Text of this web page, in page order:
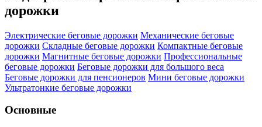
дорожки
Электрические беговые дорожки Механические беговые
дорожки Складные беговые дорожки Компактные беговые
дорожки Магнитные беговые дорожки Профессиональные
беговые дорожки Беговые дорожки для большого веса
Беговые дорожки для пенсионеров Мини беговые дорожки
Ультратонкие беговые дорожки
Основные